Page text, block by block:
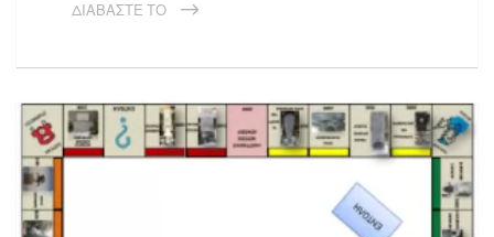
ΔΙΑΒΆΣΤΕ ΤΟ